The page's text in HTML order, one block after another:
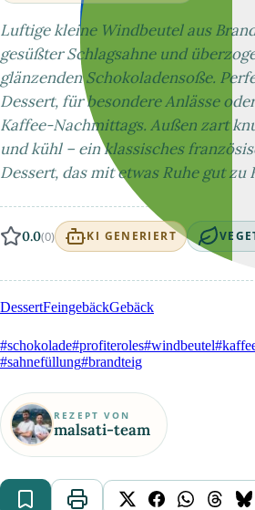
Luftige kleine Windbeutel aus
gesüßter Schlagsahne und
glänzenden Schokoladensoße.
Dessert, für besondere Anlässe
Kaffee-Nachmittags. Außen zart
und kühl – ein klassisches
Dessert, das mit etwas Ruhe gut zu
0.0(0) KI GENERIERT
DessertFeingebäckGebäck
#schokolade#profiteroles#windbeutel
#sahnefüllung#brandteig
REZEPT VON
malsati-team